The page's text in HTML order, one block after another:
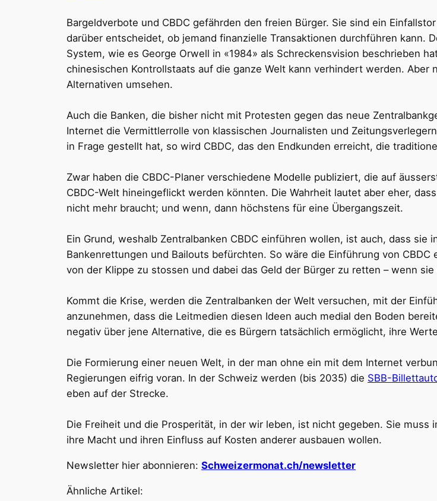
Bargeldverbote und CBDC gefährden den freien Bürger. Sie sind ein
darüber entscheidet, ob jemand finanzielle Transaktionen durchführen kann.
System, wie es George Orwell in «1984» als Schreckensvision beschrieben
chinesischen Kontrollstaats auf die ganze Welt kann verhindert werden.
Alternativen umsehen.
Auch die Banken, die bisher nicht mit Protesten gegen das neue
Internet die Vermittlerrolle von klassischen Journalisten und
in Frage gestellt hat, so wird CBDC, das den Endkunden erreicht, die
Zwar haben die CBDC-Planer verschiedene Modelle publiziert, die auf
CBDC-Welt hineingeflickt werden könnten. Die Wahrheit lautet aber eher,
nicht mehr braucht; und wenn, dann höchstens für eine Übergangszeit.
Ein Grund, weshalb Zentralbanken CBDC einführen wollen, ist auch, dass
Bankenrettungen und Bailouts befürchten. So wäre die Einführung von
von der Klippe zu stossen und dabei das Geld der Bürger zu retten – wenn
Kommt die Krise, werden die Zentralbanken der Welt versuchen, mit der
anzunehmen, dass die Leitmedien diesen Ideen auch medial den Boden
negativ über jene Alternative, die es Bürgern tatsächlich ermöglicht, ihre
Die Formierung einer neuen Welt, in der man ohne ein mit dem Internet
Regierungen eifrig voran. In der Schweiz werden (bis 2035) die SBB-
eben auf der Strecke.
Die Freiheit und die Prosperität, in der wir leben, ist nicht gegeben. Sie
ihre Macht und ihren Einfluss auf Kosten anderer ausbauen wollen.
Newsletter hier abonnieren: Schweizermonat.ch/newsletter
Ähnliche Artikel: